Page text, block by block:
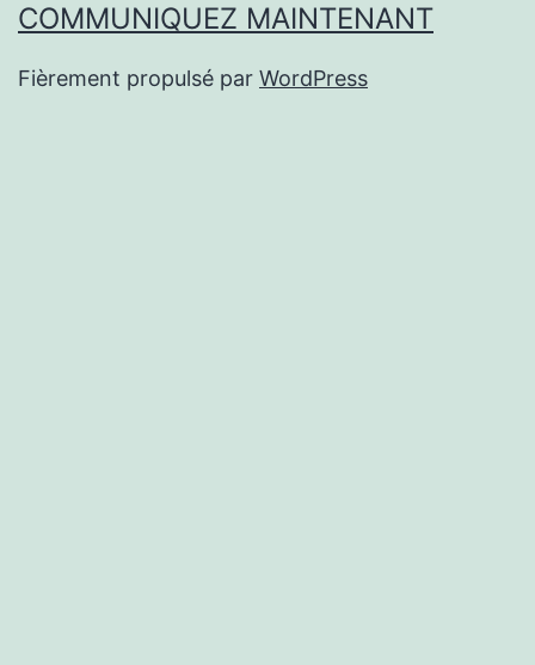
COMMUNIQUEZ MAINTENANT
Fièrement propulsé par WordPress